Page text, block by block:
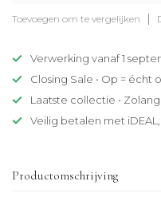
Toevoegen om te vergelijken
Verwerking vanaf 1
Closing Sale • Op = écht
Laatste collectie •
Veilig betalen met
Productomschrijving